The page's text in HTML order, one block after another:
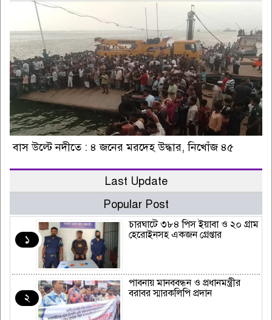
বাস উল্টে নদীতে : ৪ জনের মরদেহ উদ্ধার, নিখোঁজ ৪৫
Last Update
Popular Post
১
চারঘাটে ৩৮৪ পিস ইয়াবা ও ২০ গ্রাম
হেরোইনসহ একজন গ্রেপ্তার
২
পাবনায় মানববন্ধন ও প্রধানমন্ত্রীর
বরাবর স্মারকলিপি প্রদান